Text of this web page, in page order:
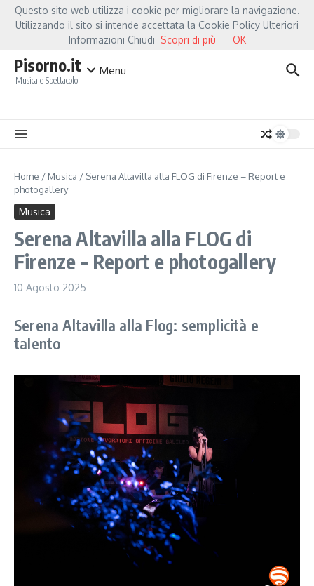
Salta al contenuto
Hot News
Fiorella Mannoia, a Capannori nasce “Anime Salve”: la data zero è un atto
Pisorno.it
Musica e Spettacolo
Menu
Home / Musica / Serena Altavilla alla FLOG di Firenze – Report e
photogallery
Musica
Serena Altavilla alla FLOG di
Firenze – Report e photogallery
10 Agosto 2025
Serena Altavilla alla Flog: semplicità e
talento
Questo sito web utilizza i cookie per migliorare la navigazione.
Utilizzando il sito si intende accettata la Cookie Policy Ulteriori
Informazioni Chiudi Scopri di più OK